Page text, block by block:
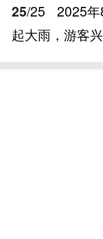
25/25
2025
起大雨，游客